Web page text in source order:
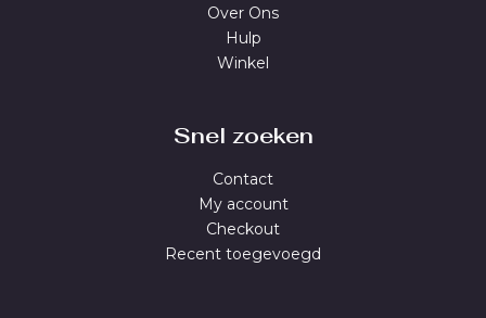
Over Ons
Hulp
Winkel
Snel zoeken
Contact
My account
Checkout
Recent toegevoegd